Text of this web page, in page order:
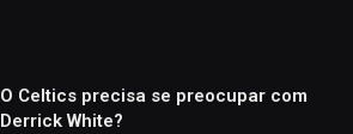
O Celtics precisa se preocupar com
Derrick White?